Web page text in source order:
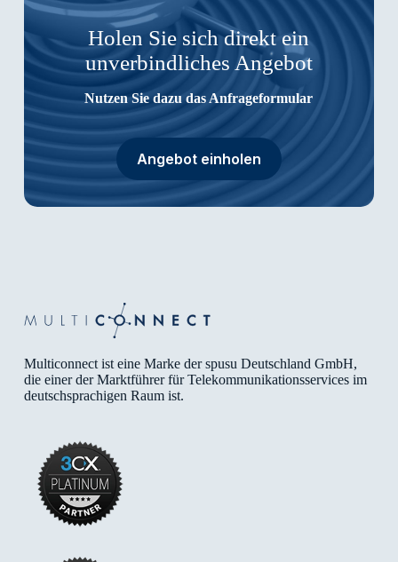
Holen Sie sich direkt ein
unverbindliches Angebot
Nutzen Sie dazu das Anfrageformular
Angebot einholen
Multiconnect ist eine Marke der spusu Deutschland GmbH,
die einer der Marktführer für Telekommunikationsservices im
deutschsprachigen Raum ist.